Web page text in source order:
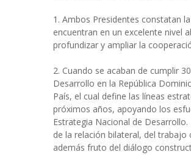
1. Ambos Presidentes constatan
encuentran en un excelente nivel
profundizar y ampliar la
2. Cuando se acaban de cumplir
Desarrollo en la República
País, el cual define las líneas
próximos años, apoyando los
Estrategia Nacional de
de la relación bilateral, del
además fruto del diálogo